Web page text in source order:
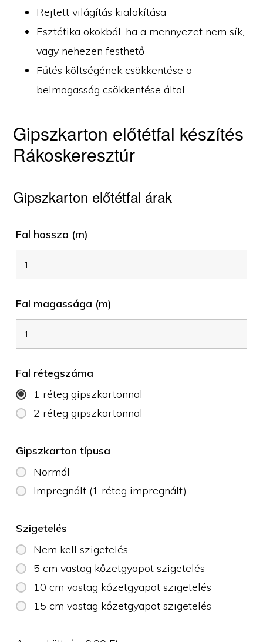
Rejtett világítás kialakítása
Esztétika okokból, ha a mennyezet nem sík,
vagy nehezen festhető
Fűtés költségének csökkentése a
belmagasság csökkentése által
Gipszkarton előtétfal készítés
Rákoskeresztúr
Gipszkarton előtétfal árak
Fal hossza (m)
Fal magassága (m)
Fal rétegszáma
1 réteg gipszkartonnal
2 réteg gipszkartonnal
Gipszkarton típusa
Normál
Impregnált (1 réteg impregnált)
Szigetelés
Nem kell szigetelés
5 cm vastag kőzetgyapot szigetelés
10 cm vastag kőzetgyapot szigetelés
15 cm vastag kőzetgyapot szigetelés